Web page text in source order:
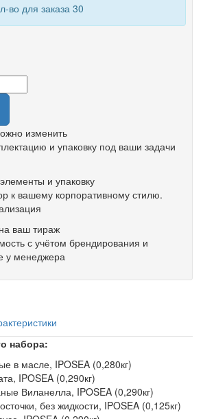
во для заказа 30
изменить
и упаковку под ваши задачи
и упаковку
к вашему корпоративному стилю.
ваш тираж
с учётом брендирования и
у менеджера
набора:
в масле, IPOSEA (0,280кг)
IPOSEA (0,290кг)
Виланелла, IPOSEA (0,290кг)
без жидкости, IPOSEA (0,125кг)